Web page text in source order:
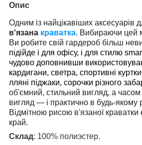
Опис
Одним із найцікавіших аксесуарів
в'язана краватка. Вибираючи цей
Ви робите свій гардероб більш
підійде і для офісу, і для стилю
чудово доповнивши
кардигани, светра, спортивні
лляні піджаки, сорочки різного
об'ємний, стильний вигляд, а
вигляд — і практично в будь-якому
Відмітною рисою в'язаної
край.
Склад: 100% полиэстер.